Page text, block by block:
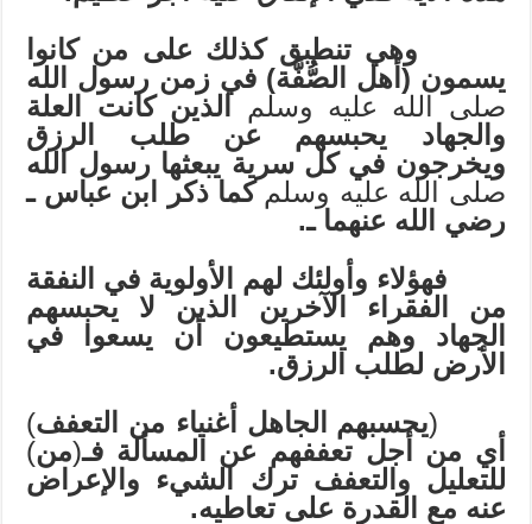
وهي تنطبق كذلك على من كانوا
يسمون (أهل الصُّفَّة) في زمن رسول الله
صلى الله عليه وسلم الذين كانت العلة
والجهاد يحبسهم عن طلب الرزق
ويخرجون في كل سرية يبعثها رسول الله
صلى الله عليه وسلمكما ذكر ابن عباس ـ
رضي الله عنهما ـ.
فهؤلاء وأولئك لهم الأولوية في النفقة
من الفقراء الآخرين الذين لا يحبسهم
الجهاد وهم يستطيعون أن يسعوا في
الأرض لطلب الرزق.
(يحسبهم الجاهل أغنياء من التعفف)
أي من أجل تعففهم عن المسألة فـ(من)
للتعليل والتعفف ترك الشيء والإعراض
عنه مع القدرة على تعاطيه.